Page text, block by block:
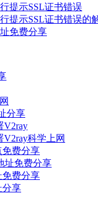
提示SSL证书错误
提示SSL证书错误的
免费分享
分享
V2ray
V2ray科学上网
免费分享
址免费分享
免费分享
分享